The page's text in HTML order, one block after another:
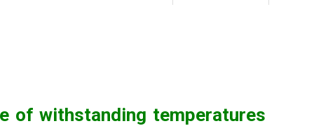
of withstanding temperatures